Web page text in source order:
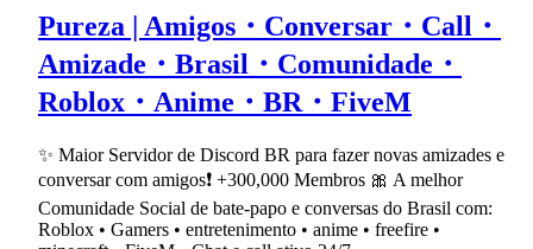
Pureza | Amigos・Conversar・Call・
Amizade・Brasil・Comunidade・
Roblox・Anime・BR・FiveM
✨ Maior Servidor de Discord BR para fazer novas amizades e
conversar com amigos❗ +300,000 Membros 🎀 A melhor
Comunidade Social de bate-papo e conversas do Brasil com:
Roblox • Gamers • entretenimento • anime • freefire •